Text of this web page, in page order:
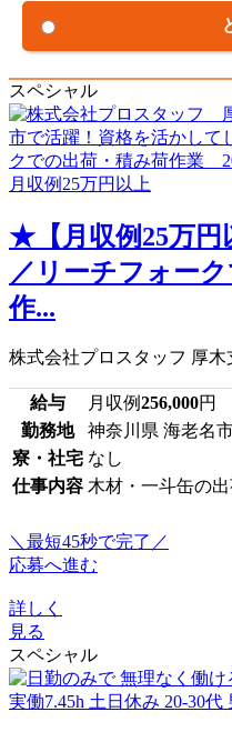
スペシャル
★【月収例25万円
／リーチフォー
作...
株式会社プロスタッフ 厚木
給与 月収例256,000円
勤務地
神奈川県 海老名
寮・社宅 なし
仕事内容 木材・一斗缶の
＼最短45秒で完了／
応募へ進む
詳しく
見る
スペシャル